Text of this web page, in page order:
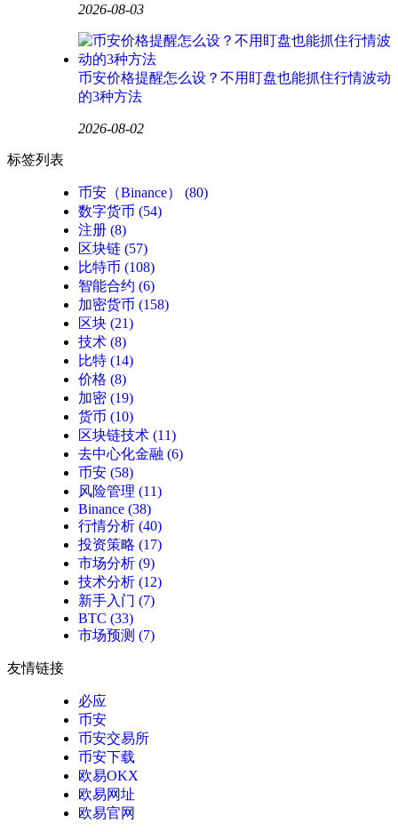
2026-08-03
币安价格提醒怎么设？不用盯盘也能抓住行情波动
的3种方法
2026-08-02
标签列表
币安（Binance）
(80)
数字货币 (54)
注册 (8)
区块链 (57)
比特币 (108)
智能合约 (6)
加密货币 (158)
区块 (21)
技术 (8)
比特 (14)
价格 (8)
加密 (19)
货币 (10)
区块链技术 (11)
去中心化金融 (6)
币安 (58)
风险管理 (11)
Binance (38)
行情分析 (40)
投资策略 (17)
市场分析 (9)
技术分析 (12)
新手入门 (7)
BTC (33)
市场预测 (7)
友情链接
必应
币安
币安交易所
币安下载
欧易OKX
欧易网址
欧易官网